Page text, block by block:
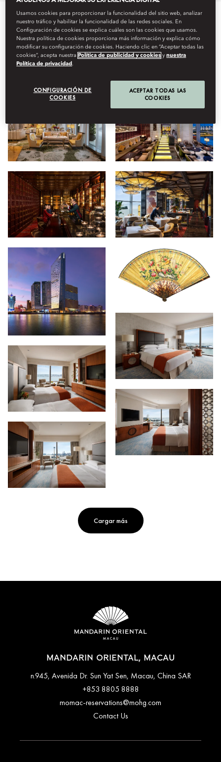
Todo Restaurantes Hotel Estancia Bienestar
Ver
Cargar más
MANDARIN ORIENTAL, MACAU
n.945, Avenida Dr. Sun Yat Sen, Macau, China SAR
+853 8805 8888
momac-reservations@mohg.com
Contact Us
Usamos cookies para proporcionar la funcionalidad del sitio web, analizar
nuestro tráfico y habilitar la funcionalidad de las redes sociales. En
Configuración de cookies se explica cuáles son las cookies que usamos.
Nuestra política de cookies proporciona más información y explica cómo
modificar su configuración de cookies. Haciendo clic en “Aceptar todas las
cookies”, acepta nuestra Política de publicidad y cookies ynuestra
Política de privacidad .
CONFIGURACIÓN DE
COOKIES
ACEPTAR TODAS LAS
COOKIES